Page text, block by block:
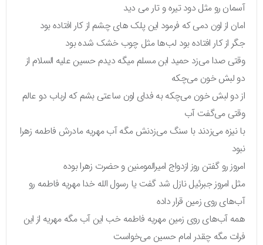
آسمان رو مثل دود تیره و تار می دید
امان از اون دمی که فرمود این پلک های چشم از کار افتاده بود
جگر از کار افتاده بود لب‌ها مثل چوب خشک شده بود
وقتی صدا می‌زد حمید ابن مسلم میگه دیدم حسین علیه السلام از
دو لبش خون می‌چکه
از دو لبش خون می‌چکه به فدای اون ساعتی بشم که ارباب دو عالم
وقتی می‌گفت آب
با نیزه می‌زدند با سنگ می‌زدنش مگه آب مهریه مادرش فاطمه زهرا
نبود
امروز رو گفتن روز ازدواج امیرالمومنین و حضرت زهرا بوده
مثل امروز جبرئیل نازل شد گفت یا رسول الله خدا مهریه فاطمه رو
آب‌های روی زمین قرار داده
همه آب‌های روی زمین مهریه فاطمه خب این آب مگه مهریه از این
فرات مگه چقدر امام حسین می‌خواست